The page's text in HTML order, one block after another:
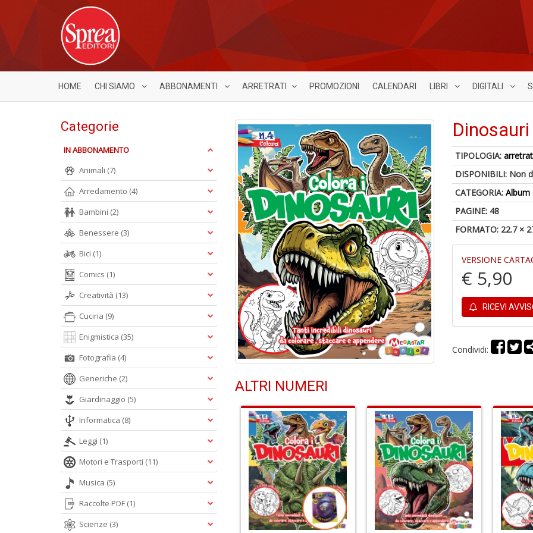
HOME CHI SIAMO ABBONAMENTI ARRETRATI PROMOZIONI CALENDARI LIBRI DIGITALI
TIPOLOGIA:
DISPONIBILI: Non
CATEGORIA:Album
PAGINE: 48
FORMATO: 22.7 ×
VERSIONE
€ 5,90
RICEVI
Condividi:
ALTRI NUMERI
Categorie
IN ABBONAMENTO
Animali (7)
Arredamento (4)
Bambini (2)
Benessere (3)
Bici (1)
Comics (1)
Creatività (13)
Cucina (9)
Enigmistica (35)
Fotografia (4)
Generiche (2)
Giardinaggio (5)
Informatica (8)
Leggi (1)
Motori e Trasporti (11)
Musica (5)
Raccolte PDF (1)
Scienze (3)